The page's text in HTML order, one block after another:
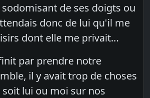
de ses doigts ou
donc de lui qu'il me
dont elle me privait…
par prendre notre
il y avait trop de choses
soit lui ou moi sur nos